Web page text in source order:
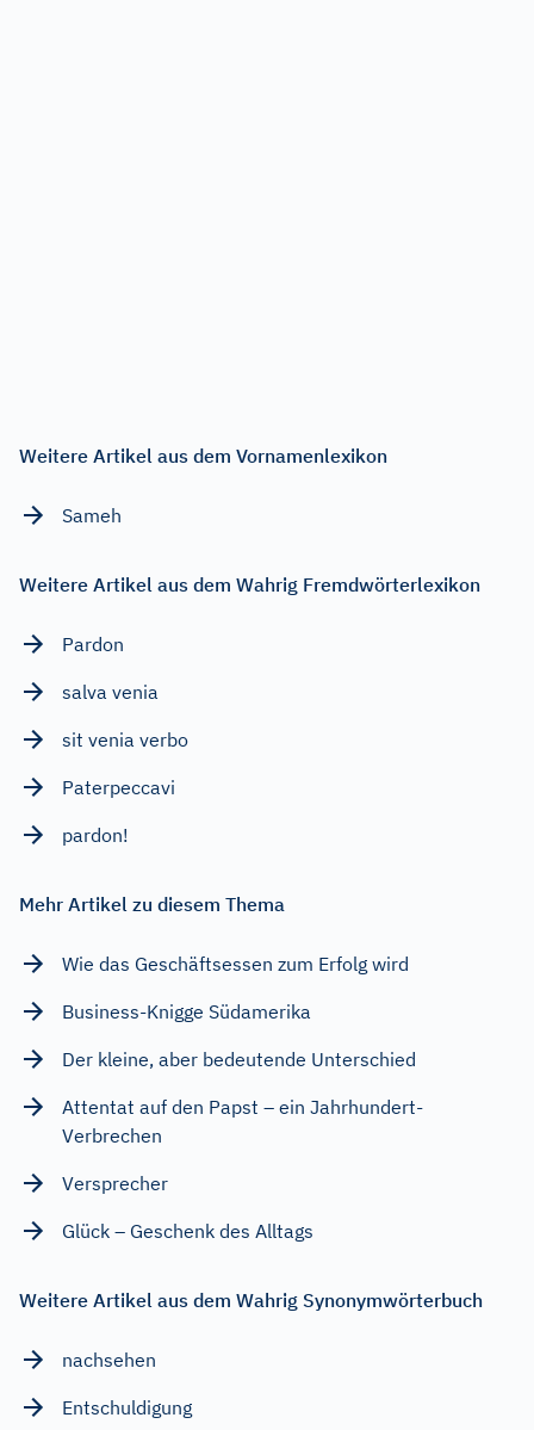
Weitere Artikel aus dem Vornamenlexikon
Sameh
Weitere Artikel aus dem Wahrig Fremdwörterlexikon
Pardon
salva venia
sit venia verbo
Paterpeccavi
pardon!
Mehr Artikel zu diesem Thema
Wie das Geschäftsessen zum Erfolg wird
Business-Knigge Südamerika
Der kleine, aber bedeutende Unterschied
Attentat auf den Papst – ein Jahrhundert-
Verbrechen
Versprecher
Glück – Geschenk des Alltags
Weitere Artikel aus dem Wahrig Synonymwörterbuch
nachsehen
Entschuldigung